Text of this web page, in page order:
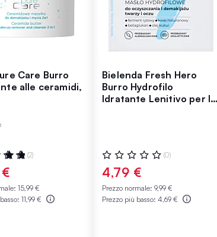
Care Burro
alle ceramidi,
(2)
15,99 €
11,99 €
Bielenda Fresh Hero
Burro Hydrofilo
Idratante Lenitivo per la
Valutazione:
0%
(0)
4,79 €
Prezzo normale: 9,99 €
Prezzo più basso: 4,69 €